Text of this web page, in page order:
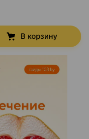
В корзину